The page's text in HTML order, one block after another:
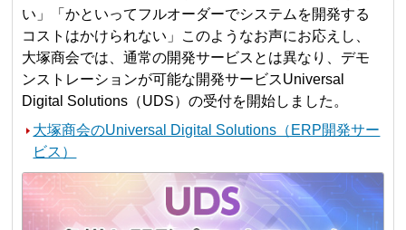
い」「かといってフルオーダーでシステムを開発する
コストはかけられない」このようなお声にお応えし、
大塚商会では、通常の開発サービスとは異なり、デモ
ンストレーションが可能な開発サービスUniversal
Digital Solutions（UDS）の受付を開始しました。
大塚商会のUniversal Digital Solutions（ERP開発サー
ビス）